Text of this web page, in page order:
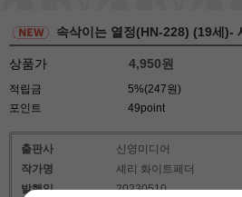
속삭이는 열정(HN-228) (19세)-
상품가 4,950원
적립금
5%(247원)
포인트
49point
출판사
신영미디어
작가명
셰리 화이트페더
발행일
20230510